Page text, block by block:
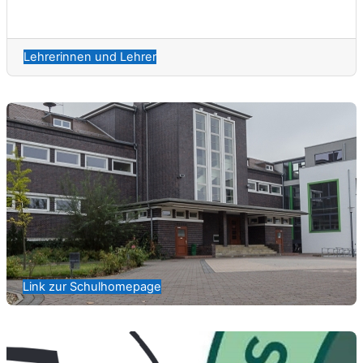
Lehrerinnen und Lehrer
Link zur Schulhomepage